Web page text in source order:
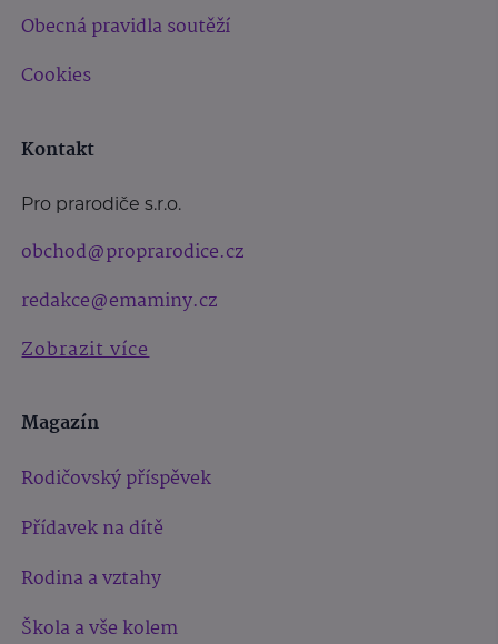
Obecná pravidla soutěží
Cookies
Kontakt
Pro prarodiče s.r.o.
obchod@proprarodice.cz
redakce@emaminy.cz
Zobrazit více
Magazín
Rodičovský příspěvek
Přídavek na dítě
Rodina a vztahy
Škola a vše kolem